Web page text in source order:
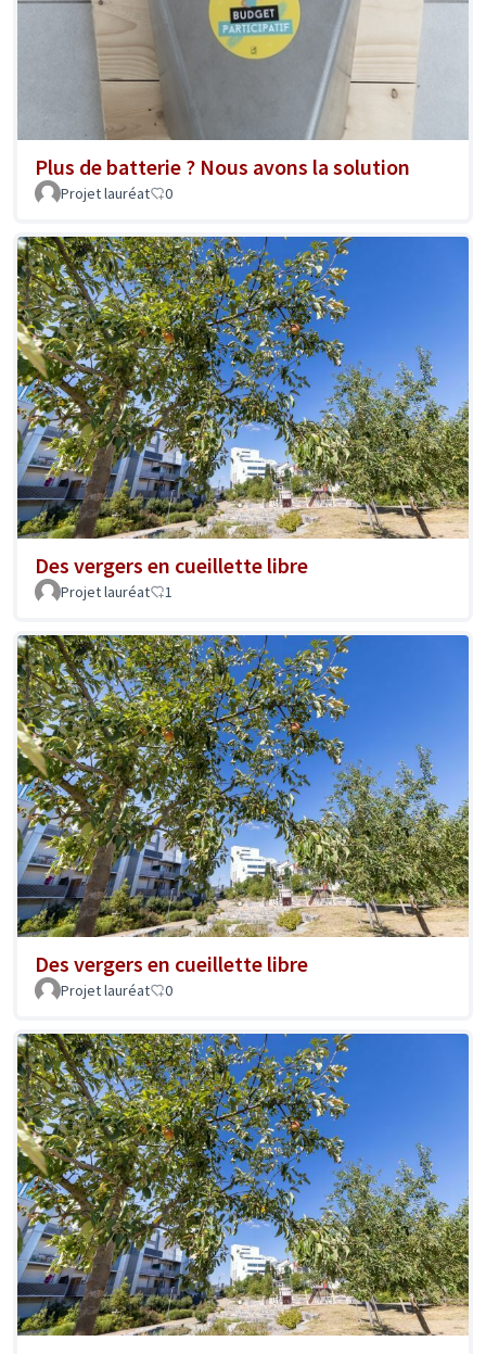
Plus de batterie ? Nous avons la solution
Projet lauréat 0
Des vergers en cueillette libre
Projet lauréat 1
Des vergers en cueillette libre
Projet lauréat 0